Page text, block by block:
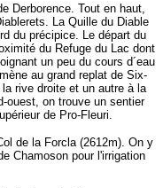
Derborence. Tout en haut,
La Quille du Diable
du précipice. Le départ du
du Refuge du Lac dont
un peu du cours d´eau
au grand replat de Six-
rive droite et un autre à la
ouest, on trouve un sentier
de Pro-Fleuri.
de la Forcla (2612m). On y
Chamoson pour l'irrigation